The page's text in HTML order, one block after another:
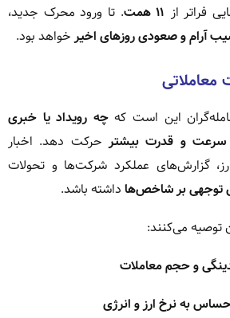
فراتر از ۱۱ همت
. تا ورود محرک جدید،
آرام و صعودی روزهای اخیر خواهد بود.
معاملاتی
این است کهچه رویداد یا خبری
سرعت و قدرت بیشتر حرکت دهد. اخبار
گزارش‌های عملکرد شرکت‌ها و تحولات
توجهی بر شاخص‌ها داشته باشد.
توصیه می‌کنند:
و حجم معاملات
به نرخ ارز و انرژی